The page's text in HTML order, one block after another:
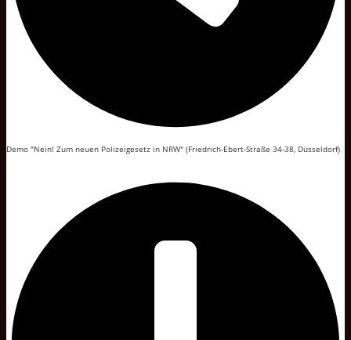
Demo "Nein! Zum neuen Polizeigesetz in NRW" (Friedrich-Ebert-Straße 34-38, Düsseldorf)